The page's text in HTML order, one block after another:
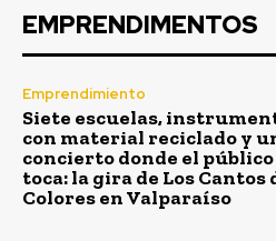
EMPRENDIMENTOS
Emprendimiento
Siete escuelas,
con material reciclado y
concierto donde el público
toca: la gira de Los Cantos
Colores en Valparaíso